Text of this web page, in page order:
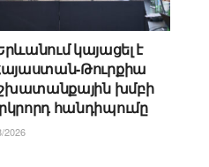
կայացել է
Թուրքիա
խմբի
հանդիպումը
2026